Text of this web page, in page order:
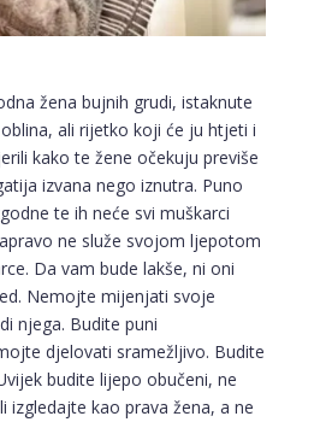
žena bujnih grudi, istaknute
ali rijetko koji će ju htjeti i
kako te žene očekuju previše
izvana nego iznutra. Puno
te ih neće svi muškarci
ne služe svojom ljepotom
Da vam bude lakše, ni oni
Nemojte mijenjati svoje
njega. Budite puni
djelovati sramežljivo. Budite
budite lijepo obučeni, ne
izgledajte kao prava žena, a ne